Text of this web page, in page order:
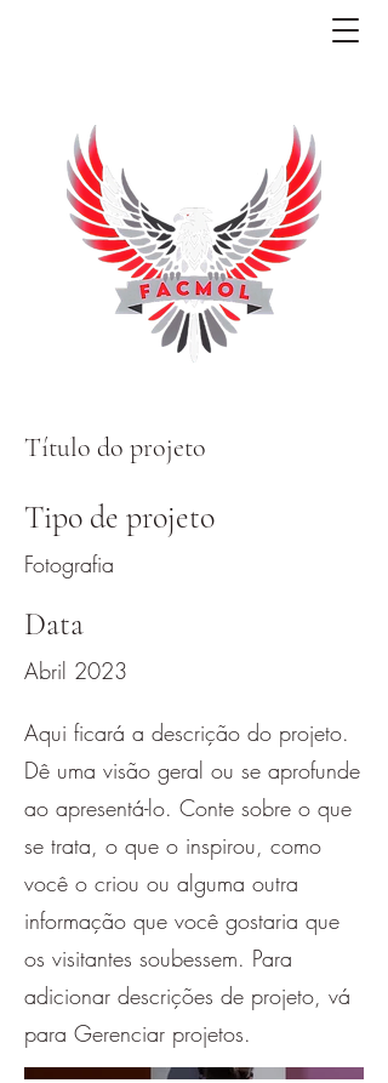
Título do projeto
Tipo de projeto
Fotografia
Data
Abril 2023
Aqui ficará a descrição do projeto.
Dê uma visão geral ou se aprofunde
ao apresentá-lo. Conte sobre o que
se trata, o que o inspirou, como
você o criou ou alguma outra
informação que você gostaria que
os visitantes soubessem. Para
adicionar descrições de projeto, vá
para Gerenciar projetos.